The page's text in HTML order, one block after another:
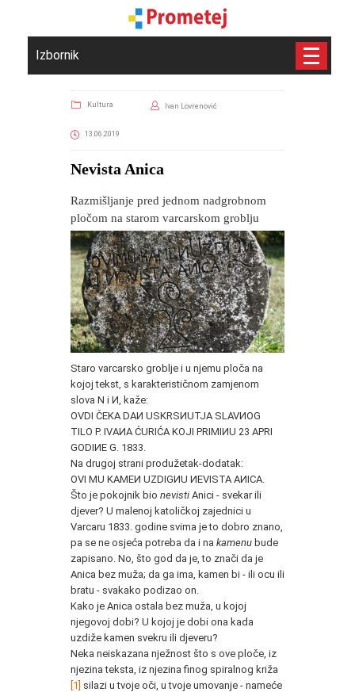
Izbornik
Kultura Ivan Lovrenović
13.06.2019
Nevista Anica
Razmišljanje pred jednom nadgrobnom
pločom na starom varcarskom groblju
Staro varcarsko groblje i u njemu ploča na
kojoj tekst, s karakterističnom zamjenom
slova N i И, kaže:
OVDI ČEKA DAИ USKRSИUTJA SLAVИOG
TILO P. IVAИA ĆURIĆA KOJI PRIMIИU 23 APRI
GODIИE G. 1833.
Na drugoj strani produžetak-dodatak:
OVI MU KAMEИ UZDIGИU ИEVISTA AИICA.
Što je pokojnik bio nevisti Anici - svekar ili
djever? U malenoj katoličkoj zajednici u
Varcaru 1833. godine svima je to dobro znano,
pa se ne osjeća potreba da i na kamenu bude
zapisano. No, što god da je, to znači da je
Anica bez muža; da ga ima, kamen bi - ili ocu ili
bratu - svakako podizao on.
Kako je Anica ostala bez muža, u kojoj
njegovoj dobi? U kojoj je dobi ona kada
uzdiže kamen svekru ili djeveru?
Neka neiskazana nježnost što s ove ploče, iz
njezina teksta, iz njezina finog spiralnog križa
[1] silazi u tvoje oči, u tvoje umovanje - nameće